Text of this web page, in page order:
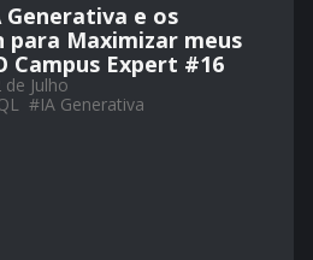
Generativa e os
para Maximizar meus
Campus Expert #16
Julho
#IA Generativa